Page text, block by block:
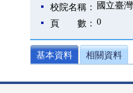
校院名稱：
國立臺
頁 數： 0
基本資料 相關資料